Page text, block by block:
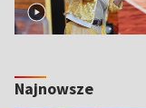
Najnowsze